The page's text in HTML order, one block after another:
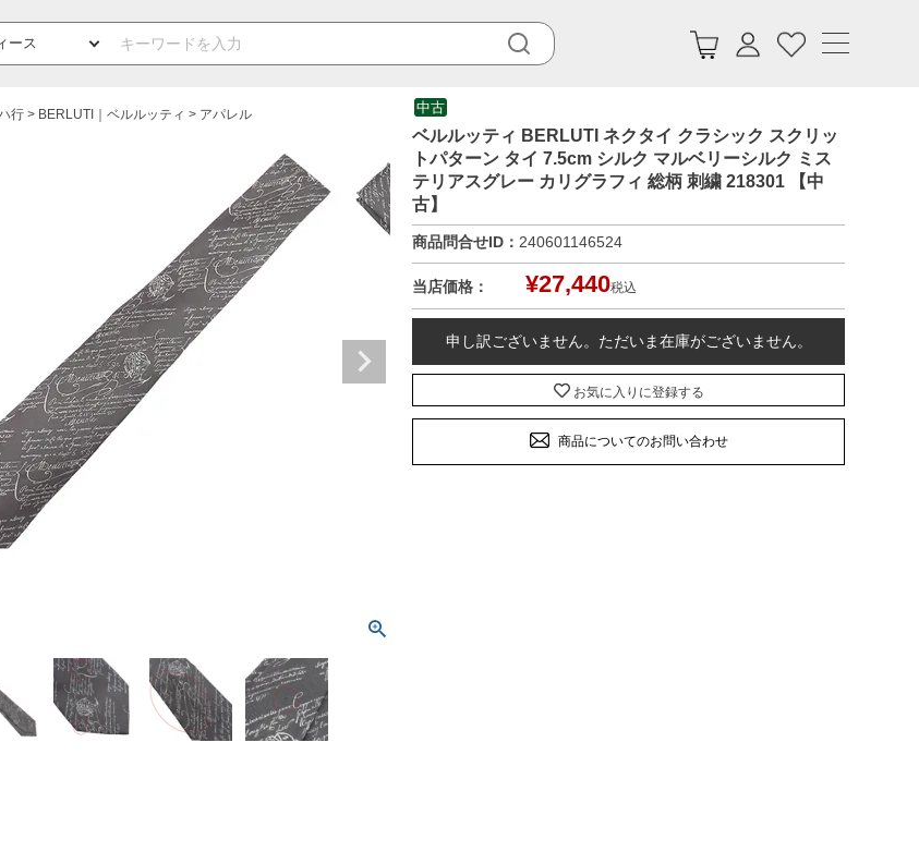
行 BERLUTI｜ベルルッティ アパレル 中古
ベルルッティ BERLUTI ネクタイ クラシック スクリッ
トパターン タイ 7.5cm シルク マルベリーシルク ミス
テリアスグレー カリグラフィ 総柄 刺繍 218301 【中
古】
商品問合せID： 240601146524
当店価格： ¥27,440税込
申し訳ございません。ただいま在庫がございません。
お気に入りに登録する
商品についてのお問い合わせ